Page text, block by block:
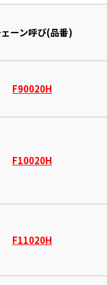
ーン呼び(品番)
F90020H
F10020H
F11020H